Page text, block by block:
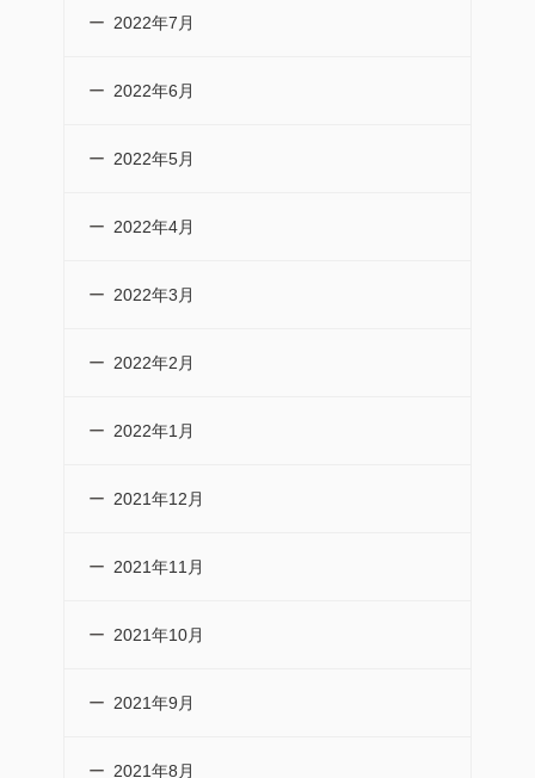
2022年7月
2022年6月
2022年5月
2022年4月
2022年3月
2022年2月
2022年1月
2021年12月
2021年11月
2021年10月
2021年9月
2021年8月